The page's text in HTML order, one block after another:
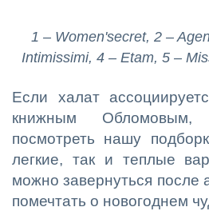
1 – Women'secret, 2 –
Intimissimi, 4 – Etam, 5 –
Если халат
книжным Обломовым,
посмотреть нашу
легкие, так и теплые
можно завернуться после
помечтать о новогоднем